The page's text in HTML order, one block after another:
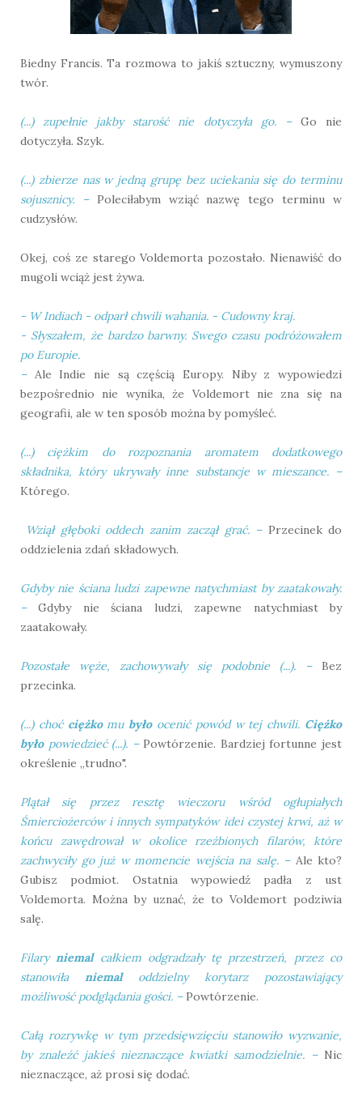
Biedny Francis. Ta rozmowa to jakiś sztuczny, wymuszony
twór.
(...)zupełnie jakby starość nie dotyczyła go. – Go nie
dotyczyła. Szyk.
(...) zbierze nas w jedną grupę bez uciekania się do terminu
sojusznicy.
–Poleciłabym wziąć nazwę tego terminu w
cudzysłów.
Okej, coś ze starego Voldemorta pozostało. Nienawiść do
mugoli wciąż jest żywa.
- W Indiach - odparł chwili wahania. - Cudowny kraj.
- Słyszałem, że bardzo barwny. Swego czasu podróżowałem
po Europie.
– Ale Indie nie są częścią Europy. Niby z wypowiedzi
bezpośrednio nie wynika, że Voldemort nie zna się na
geografii, ale w ten sposób można by pomyśleć.
(...) ciężkim do rozpoznania aromatem dodatkowego
składnika, który ukrywały inne substancje w mieszance. –
Którego.
Wziął głęboki oddech zanim zaczął grać. – Przecinek do
oddzielenia zdań składowych.
Gdyby nie ściana ludzi zapewne natychmiast by zaatakowały.
–Gdyby nie ściana ludzi, zapewne natychmiast by
zaatakowały.
Pozostałe węże, zachowywały się podobnie (...). –Bez
przecinka.
(...) choć ciężkomu było ocenić powód w tej chwili. Ciężko
było powiedzieć (...). –Powtórzenie. Bardziej fortunne jest
określenie „trudno".
Plątał się przez resztę wieczoru wśród ogłupiałych
Śmierciożerców i innych sympatyków idei czystej krwi, aż w
końcu zawędrował w okolice rzeźbionych filarów, które
zachwyciły go już w momencie wejścia na salę. –Ale kto?
Gubisz podmiot. Ostatnia wypowiedź padła z ust
Voldemorta. Można by uznać, że to Voldemort podziwia
salę.
Filaryniemal całkiem odgradzały tę przestrzeń, przez co
stanowiła niemal oddzielny korytarz pozostawiający
możliwość podglądania gości. –Powtórzenie.
Całą rozrywkę w tym przedsięwzięciu stanowiło wyzwanie,
by znaleźć jakieś nieznaczące kwiatki samodzielnie. – Nic
nieznaczące, aż prosi się dodać.